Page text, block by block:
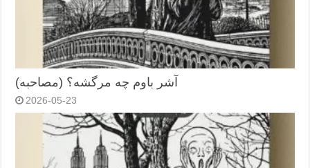
آشر باوم چه مرگشه؟ (مصاحبه)
2026-05-23